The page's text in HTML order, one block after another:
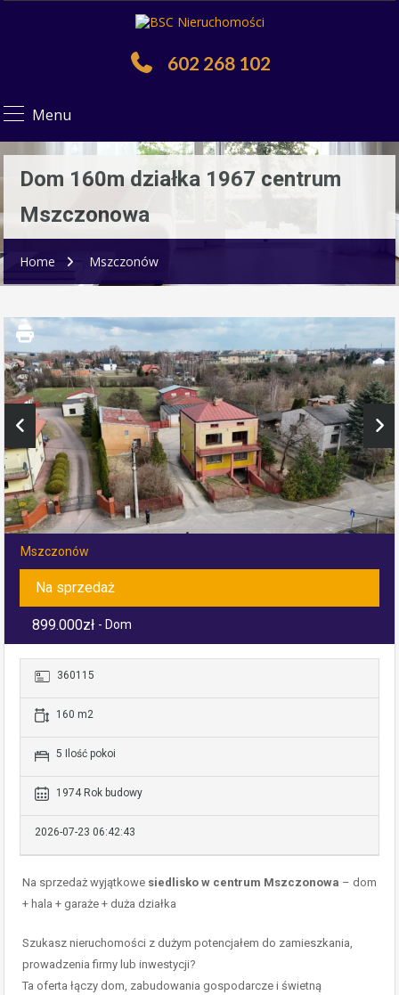
602 268 102
Menu
Dom 160m działka 1967 centrum
Mszczonowa
Home Mszczonów
Mszczonów
Na sprzedaż
899.000zł - Dom
360115
160 m2
5 Ilość pokoi
1974 Rok budowy
2026-07-23 06:42:43
Na sprzedaż wyjątkowe siedlisko w centrum Mszczonowa – dom
+ hala + garaże + duża działka
Szukasz nieruchomości z dużym potencjałem do zamieszkania,
prowadzenia firmy lub inwestycji?
Ta oferta łączy dom, zabudowania gospodarcze i świetną